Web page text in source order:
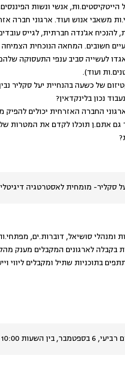
הייטקיסטים.ות, אנשי ונשות
משאבי אנוש ועוד. ארגוני חברה
להנכיח אג'נדה חברתית, לגייס
חשובים. המחאה הנוכחית
לעשייה סביב ענפי התעסוקה
ועוד).
של כשעה בהנחיית יעל סקליר
נכון בלינקדאין?
החברה האזרחית יכולים
גם אתם.ן תוכלו לקדם את המטרות
סקליר- מומחית לאסטרטגיה
ומנהלי סושיאל, דוברות.ים,
בקבלה לארגונים המקבלים מענק
בתוכניות שתיל ומקבלים ליווי
6 בספטמבר, בין השעות 10:00 – 11:15, בזום